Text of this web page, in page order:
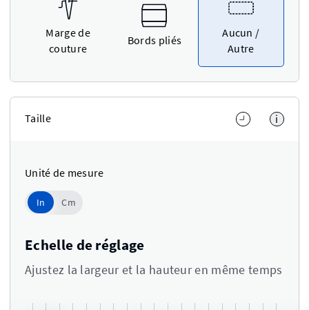
Marge de
couture
Bords pliés
Aucun /
Autre
Taille i
Unité de mesure
In Cm
Use setting
In
Echelle de réglage
Ajustez la largeur et la hauteur en même temps